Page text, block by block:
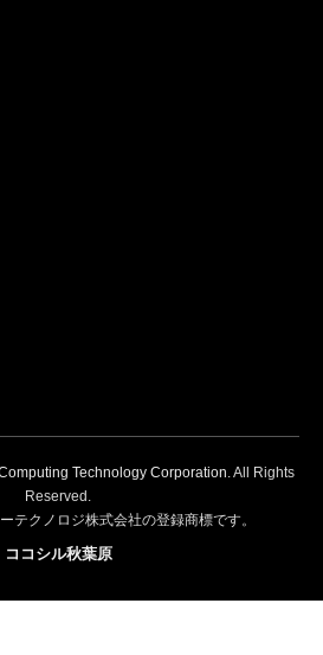
Technology Corporation. All Rights
Reserved.
テクノロジ株式会社の登録商標です。
ココシル秋葉原